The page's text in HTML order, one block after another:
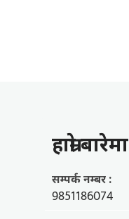
हाम्राे बारेमा
सम्पर्क नम्बर :
9851186074